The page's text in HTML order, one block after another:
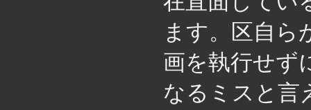
ます。区自ら
画を執行せず
なるミスと言